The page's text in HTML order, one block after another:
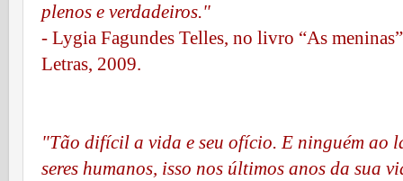
plenos e verdadeiros."
- Lygia Fagundes Telles, no livro “As
Letras, 2009.
"Tão difícil a vida e seu ofício. E ninguém ao
seres humanos, isso nos últimos anos da sua